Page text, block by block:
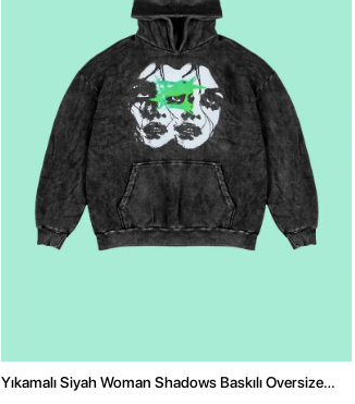
Yıkamalı Siyah Woman Shadows Baskılı Oversize